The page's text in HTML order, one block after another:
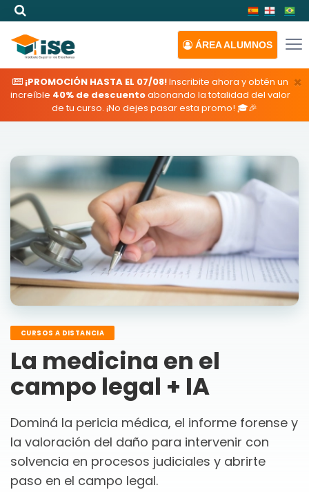
ÁREAALUMNOS
×
¡PROMOCIÓN HASTA EL 07/08!Inscribite ahora y obtén un
increíble 40% de descuentoabonando la totalidad del valor
de tu curso. ¡No dejes pasar esta promo! 🎓🎉
CURSOS A DISTANCIA
La medicina en el
campo legal + IA
Dominá la pericia médica, el informe forense y
la valoración del daño para intervenir con
solvencia en procesos judiciales y abrirte
paso en el campo legal.